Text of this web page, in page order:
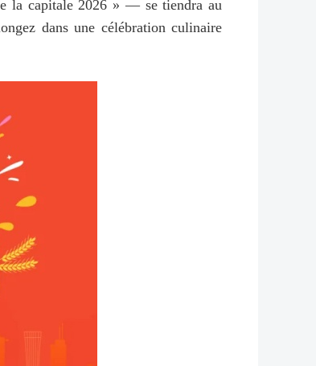
la capitale 2026 » — se tiendra au
dans une célébration culinaire